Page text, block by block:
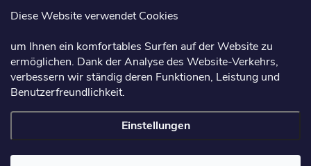
Diese Website verwendet Cookies
um Ihnen ein komfortables Surfen auf der Website zu
ermöglichen. Dank der Analyse des Website-Verkehrs,
verbessern wir ständig deren Funktionen, Leistung und
Benutzerfreundlichkeit.
Einstellungen
Information
Copyright 2026Profinox.de. Alle Rechte vorbehalten.